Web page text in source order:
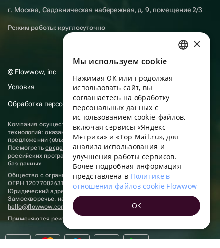
г. Москва, Садовническая набережная, д. 9, помещение 2/3
Режим работы: круглосуточно
© Flowwow, inc
Условия
Обработка персональных данных
Компания осуществляет деятельность в области информационных
технологий: оказание услуг в сети “Интернет” по размещению
предложений (объявлений) продавцов о реализации товаров.
Посмотретьсведения о программах, включенных в реестр
российских программ для электронных вычислительных машин и
баз данных.
Общество с ограниченной ответственностью «ФЛАУВАУ»
ОГРН 1207700263198, ИНН 9702020445
Юридический адрес: г. Москва, вн.тер. г. Муниципальный округ
Замоскворечье, наб. Садовническая, д. 9, помещ. 2/3.
hello@flowwow.com
8 800 555-16-15
Применяютсярекомендательные технологии
ENGLISH
UKRAINIAN
PORTUGUESE
FRENCH
TURKISH
POLISH
×
Мы используем сookie
Нажимая ОК или продолжая
использовать сайт, вы
соглашаетесь на обработку
персональных данных с
использованием cookie-файлов,
включая сервисы «Яндекс
Метрика» и «Top Mail.ru», для
анализа использования и
улучшения работы сервисов.
Более подробная информация
представлена в Политике в
отношении файлов cookie Flowwow
OK